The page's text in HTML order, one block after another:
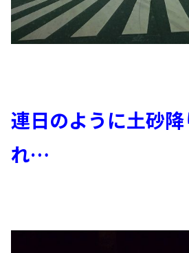
連日のように土砂
れ…